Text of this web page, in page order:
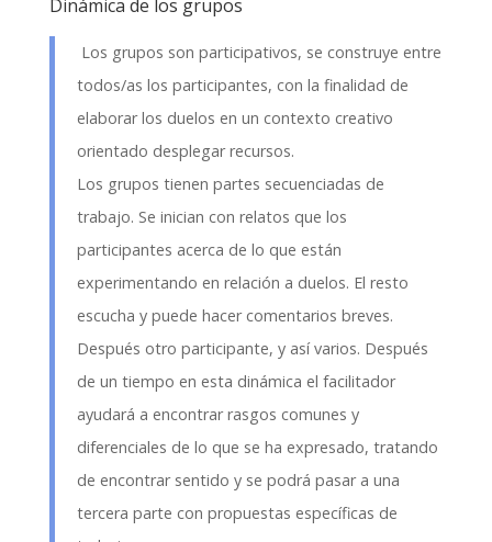
Dinámica de los grupos
Los grupos son participativos, se construye entre
todos/as los participantes, con la finalidad de
elaborar los duelos en un contexto creativo
orientado desplegar recursos.
Los grupos tienen partes secuenciadas de
trabajo. Se inician con relatos que los
participantes acerca de lo que están
experimentando en relación a duelos. El resto
escucha y puede hacer comentarios breves.
Después otro participante, y así varios. Después
de un tiempo en esta dinámica el facilitador
ayudará a encontrar rasgos comunes y
diferenciales de lo que se ha expresado, tratando
de encontrar sentido y se podrá pasar a una
tercera parte con propuestas específicas de